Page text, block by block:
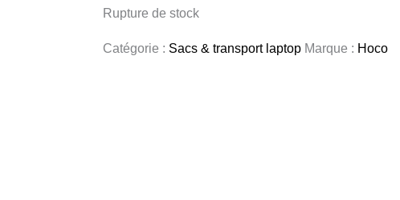
Rupture de stock
Catégorie : Sacs & transport laptop Marque : Hoco